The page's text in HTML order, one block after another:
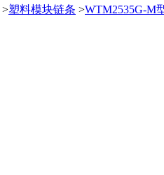
>塑料模块链条 >WTM2535G-M